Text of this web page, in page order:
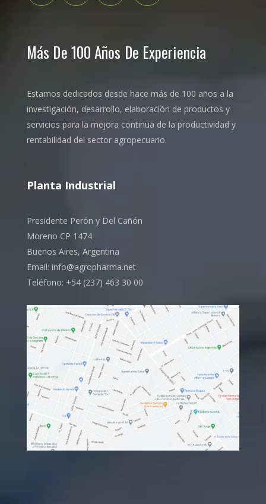
Más De 100 Años De Experiencia
Estamos dedicados desde hace más de 100 años a la
investigación, desarrollo, elaboración de productos y
servicios para la mejora continua de la productividad y
rentabilidad del sector agropecuario.
Planta Industrial
Presidente Perón y Del Cañón
Moreno CP 1474
Buenos Aires, Argentina
Email: info@agropharma.net
Teléfono: +54 (237) 463 30 00